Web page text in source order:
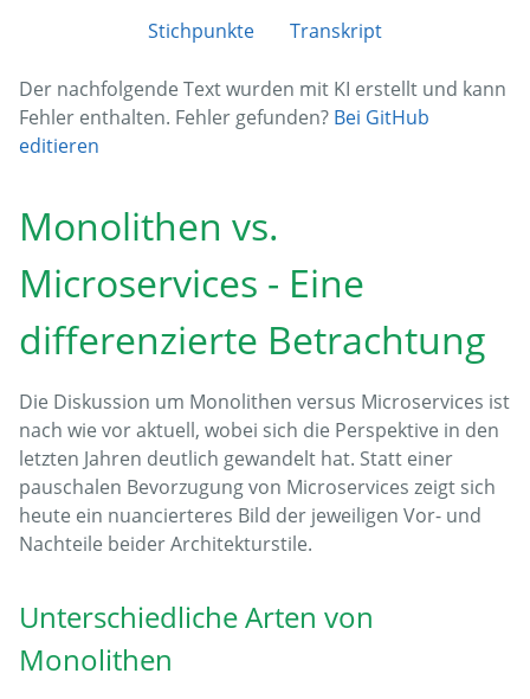
Stichpunkte
Transkript
Der nachfolgende Text wurden mit KI erstellt und kann
Fehler enthalten. Fehler gefunden? Bei GitHub
editieren
Monolithen vs.
Microservices - Eine
differenzierte Betrachtung
Die Diskussion um Monolithen versus Microservices ist
nach wie vor aktuell, wobei sich die Perspektive in den
letzten Jahren deutlich gewandelt hat. Statt einer
pauschalen Bevorzugung von Microservices zeigt sich
heute ein nuancierteres Bild der jeweiligen Vor- und
Nachteile beider Architekturstile.
Unterschiedliche Arten von
Monolithen